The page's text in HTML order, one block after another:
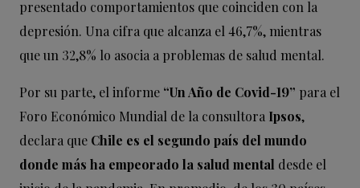
presentado comportamientos que coinciden con la
depresión. Una cifra que alcanza el 46,7%, mientras
que un 32,8% lo asocia a problemas de salud mental.
Por su parte, el informe “Un Año de Covid-19” para el
Foro Económico Mundial de la consultora Ipsos,
declara que Chile es el segundo país del mundo
donde más ha empeorado la salud mental desde el